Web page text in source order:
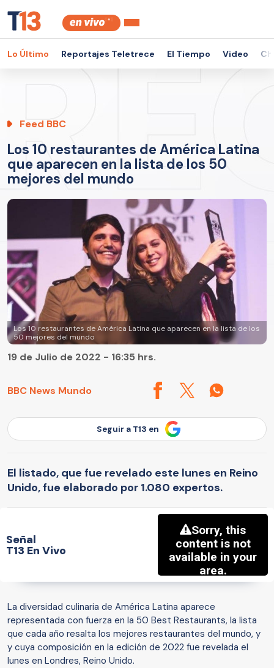
Lo Último Reportajes Teletrece El Tiempo Video
Feed BBC
Los 10 restaurantes de América Latina
que aparecen en la lista de los 50
mejores del mundo
Los 10 restaurantes de América Latina que aparecen en la lista de los
50 mejores del mundo
BBC News Mundo
19 de Julio de 2022 - 16:35 hrs.
Seguir a T13 en
El listado, que fue revelado este lunes en Reino
Unido, fue elaborado por 1.080 expertos.
Señal
T13 En Vivo
La diversidad culinaria de América Latina aparece
representada con fuerza en la 50 Best Restaurants, la lista
que cada año resalta los mejores restaurantes del mundo, y
y cuya composición en la edición de 2022 fue revelada el
lunes en Londres, Reino Unido.